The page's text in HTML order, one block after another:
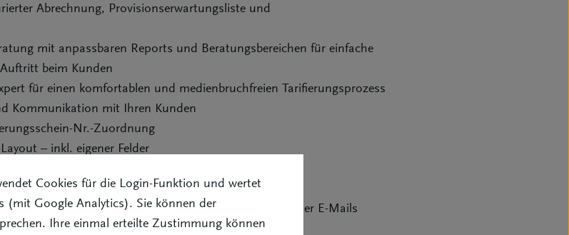
Cookies für die Login-Funktion und wertet
(mit Google Analytics). Sie können der
Ihre einmal erteilte Zustimmung können
Abrechnung, Provisionserwartungsliste und
mit anpassbaren Reports und Beratungsbereichen für einfache
beim Kunden
für einen komfortablen und medienbruchfreien Tarifierungsprozess
Kommunikation mit Ihren Kunden
Nr.-Zuordnung
– inkl. eigener Felder
Effizienz und Übersicht
mit Verknüpfung zu den Verträgen
Vorgangszuordnung und Ablage eingehender E-Mails
und schnellen Aufruf des anrufenden Kunden